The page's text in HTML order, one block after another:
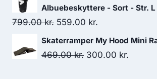
was:
299.00 kr..
is:
Albuebeskyttere - Sort - Str. L
799.00kr. Original
price
was:
559.00 kr.
price
is:
Skaterramper My Hood Mini
469.00kr. Original
300.00 kr.